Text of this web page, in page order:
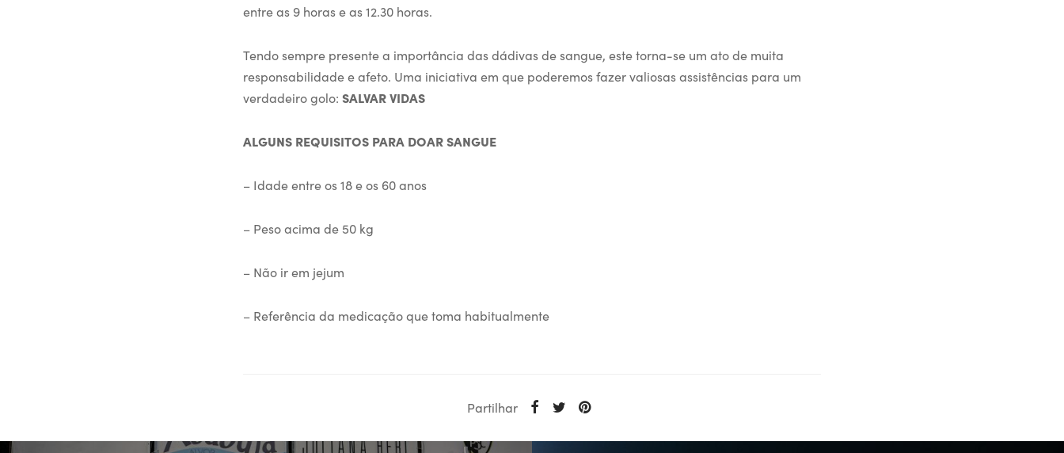
entre as 9 horas e as 12.30 horas.
Tendo sempre presente a importância das dádivas de sangue, este torna-se um ato de muita
responsabilidade e afeto. Uma iniciativa em que poderemos fazer valiosas assistências para um
verdadeiro golo: SALVAR VIDAS
ALGUNS REQUISITOS PARA DOAR SANGUE
– Idade entre os 18 e os 60 anos
– Peso acima de 50 kg
– Não ir em jejum
– Referência da medicação que toma habitualmente
Partilhar